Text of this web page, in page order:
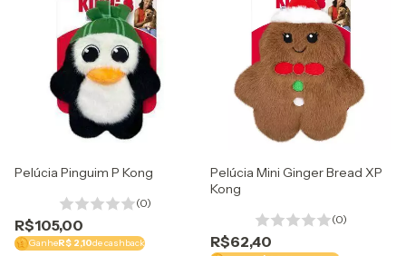
Pelúcia Pinguim P Kong
(0)
R$105,00
GanheR$ 2,10de cashback
Pelúcia Mini Ginger Bread XP
Kong
(0)
R$62,40